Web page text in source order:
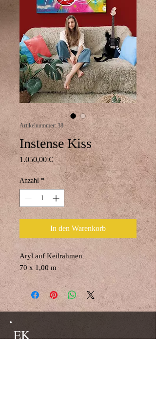
Artikelnummer: 38
Instense Kiss
1.050,00 €Preis
Anzahl *
In den Warenkorb
Aryl auf Keilrahmen
70 x 1,00 m
EK